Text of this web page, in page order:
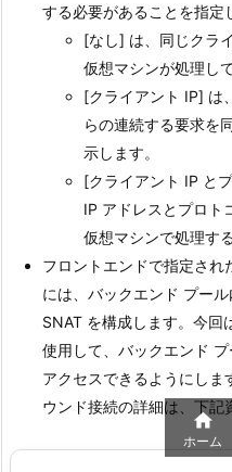
する必要があることを指定
[なし] は、同じクラ
仮想マシンが処理し
[クライアント IP] は
らの連続する要求を
示します。
[クライアント IP と
IP アドレスとプロト
仮想マシンで処理す
フロントエンドで指定され
には、バックエンド プー
SNAT を構成します。今回
使用して、バックエンド
アクセスできるようにしま
ウンド接続の詳細は、下記

ホーム